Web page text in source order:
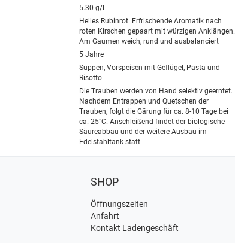
5.30 g/l
Helles Rubinrot. Erfrischende Aromatik nach
roten Kirschen gepaart mit würzigen Anklängen.
Am Gaumen weich, rund und ausbalanciert
5 Jahre
Suppen, Vorspeisen mit Geflügel, Pasta und
Risotto
Die Trauben werden von Hand selektiv geerntet.
Nachdem Entrappen und Quetschen der
Trauben, folgt die Gärung für ca. 8-10 Tage bei
ca. 25°C. Anschleißend findet der biologische
Säureabbau und der weitere Ausbau im
Edelstahltank statt.
SHOP
Öffnungszeiten
Anfahrt
Kontakt Ladengeschäft